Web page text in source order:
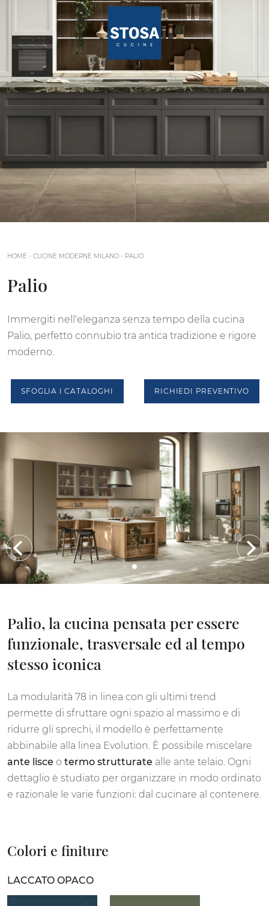
HOME - CUCINE MODERNE MILANO - PALIO
Palio
Immergiti nell'eleganza senza tempo della cucina
Palio, perfetto connubio tra antica tradizione e rigore
moderno.
SFOGLIA I CATALOGHI RICHIEDI PREVENTIVO
Palio, la cucina pensata per essere
funzionale, trasversale ed al tempo
stesso iconica
La modularità 78 in linea con gli ultimi trend
permette di sfruttare ogni spazio al massimo e di
ridurre gli sprechi, il modello è perfettamente
abbinabile alla linea Evolution. È possibile miscelare
ante lisce o termo strutturate alle ante telaio. Ogni
dettaglio è studiato per organizzare in modo ordinato
e razionale le varie funzioni: dal cucinare al contenere.
Colori e finiture
LACCATO OPACO